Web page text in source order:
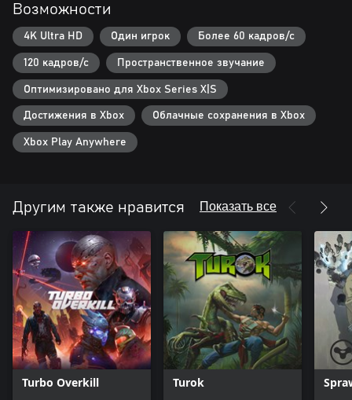
творящейся на экране кровавой бани в комиксовом стиле.
● Мрачный заговор: раскройте зловещую интригу
ретрофутуристичного мира.
Возможности
4K Ultra HD Один игрок Более 60 кадров/с
120 кадров/с Пространственное звучание
Оптимизировано для Xbox Series X|S
Достижения в Xbox Облачные сохранения в Xbox
Xbox Play Anywhere
Другим также нравится Показать все
Turbo Overkill Turok